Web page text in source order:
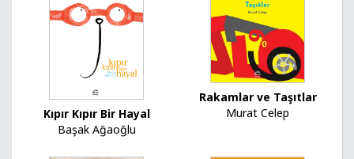
Kıpır Kıpır Bir Hayal
Başak Ağaoğlu
Rakamlar ve Taşıtlar
Murat Celep